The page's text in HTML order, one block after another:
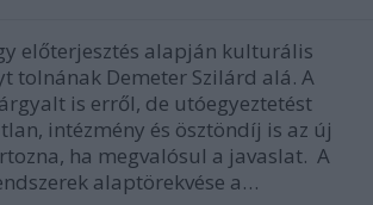
előterjesztés alapján kulturális
tolnának Demeter Szilárd alá. A
is erről, de utóegyeztetést
intézmény és ösztöndíj is az új
ha megvalósul a javaslat. A
alaptörekvése a…